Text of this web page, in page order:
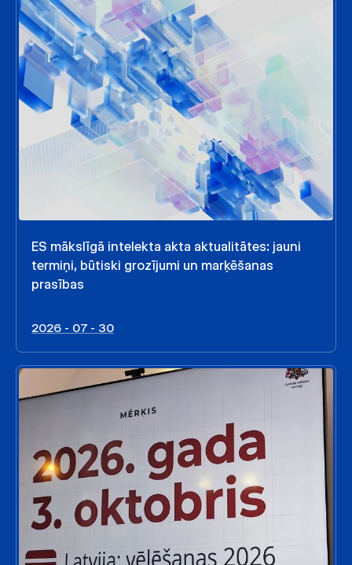
ES mākslīgā intelekta akta aktualitātes: jauni
termiņi, būtiski grozījumi un marķēšanas
prasības
2026 - 07 - 30